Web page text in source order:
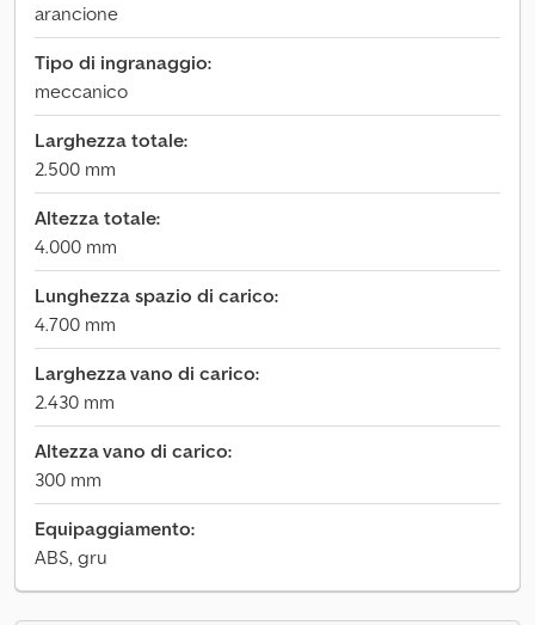
arancione
Tipo di ingranaggio:
meccanico
Larghezza totale:
2.500 mm
Altezza totale:
4.000 mm
Lunghezza spazio di carico:
4.700 mm
Larghezza vano di carico:
2.430 mm
Altezza vano di carico:
300 mm
Equipaggiamento:
ABS, gru